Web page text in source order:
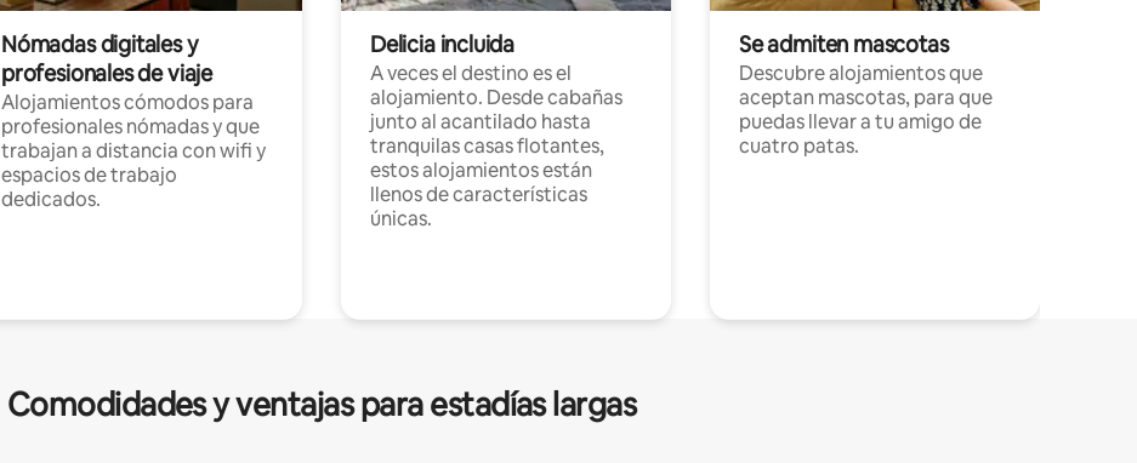
Nómadas digitales y
profesionales de viaje
Alojamientos cómodos para
profesionales nómadas y que
trabajan a distancia con wifi y
espacios de trabajo
dedicados.
Delicia incluida
A veces el destino es el
alojamiento. Desde cabañas
junto al acantilado hasta
tranquilas casas flotantes,
estos alojamientos están
llenos de características
únicas.
Se admiten mascotas
Descubre alojamientos que
aceptan mascotas, para que
puedas llevar a tu amigo de
cuatro patas.
Comodidades y ventajas para estadías largas